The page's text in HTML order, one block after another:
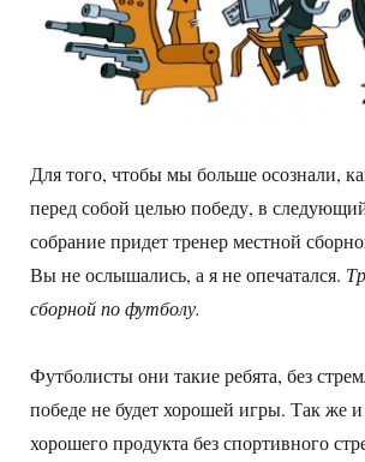
Для того, чтобы мы больше осознали,
перед собой целью победу, в
собрание придет тренер местной
Вы не ослышались, а я не опечатался.
сборной по футболу.
Футболисты они такие ребята, без
победе не будет хорошей игры. Так же и
хорошего продукта без спортивного